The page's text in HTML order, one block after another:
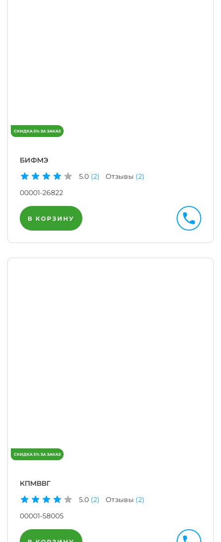
БИФМЭ
5.0 (2) Отзывы (2)
00001-26822
В КОРЗИНУ
КПМВВГ
5.0 (2) Отзывы (2)
00001-58005